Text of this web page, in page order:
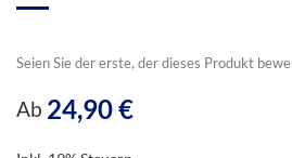
Seien Sie der erste, der dieses Produkt
Ab 24,90 €